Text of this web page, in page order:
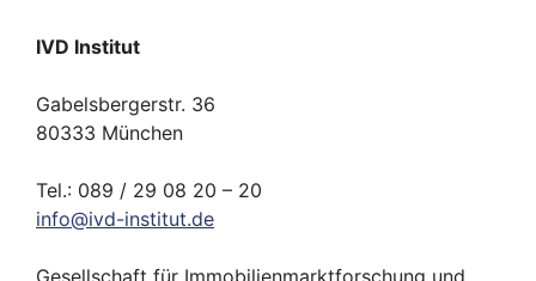
IVD Institut
Gabelsbergerstr. 36
80333 München
Tel.: 089 / 29 08 20 – 20
info@ivd-institut.de